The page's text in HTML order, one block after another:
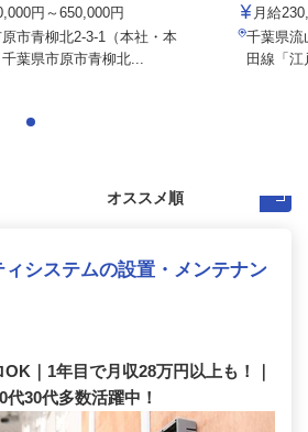
円～650,000円
市青柳北2-3-1（本社・本
葉県市原市青柳北...
月給
千葉県流
田線「
システムの設置・メンテナン
｜1年目で月収28万円以上も！｜
30代多数活躍中！